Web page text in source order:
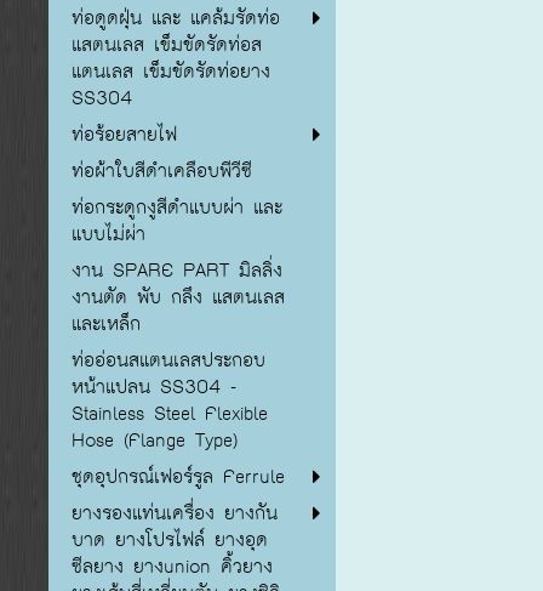
ท่อดูดฝุ่น และ แคล้มรัดท่อ
แสตนเลส เข็มขัดรัดท่อส
แตนเลส เข็มขัดรัดท่อยาง
SS304
ท่อร้อยสายไฟ
ท่อผ้าใบสีดำเคลือบพีวีซี
ท่อกระดูกงูสีดำแบบผ่า และ
แบบไม่ผ่า
งาน SPARE PART มิลลิ่ง
งานตัด พับ กลึง แสตนเลส
และเหล็ก
ท่ออ่อนสแตนเลสประกอบ
หน้าแปลน SS304 -
Stainless Steel Flexible
Hose (Flange Type)
ชุดอุปกรณ์เฟอร์รูล Ferrule
ยางรองแท่นเครื่อง ยางกัน
บาด ยางโปรไฟล์ ยางอุด
ซีลยาง ยางunion คิ้วยาง